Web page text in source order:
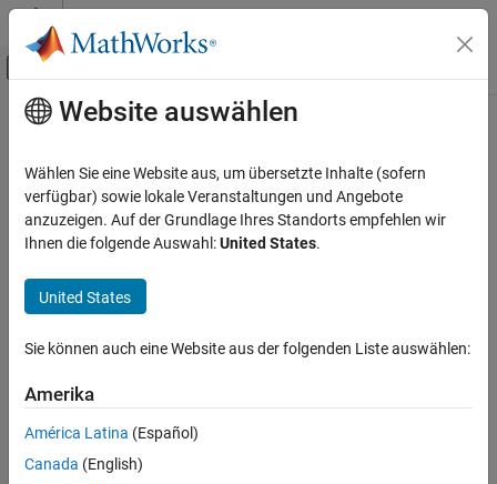
Weiter zum Inhalt
Umschaltung für Off-Canvas-
Startseite der Dokumentation
Hauptinhalt
How useful was this information?
Website auswählen
Wählen Sie eine Website aus, um übersetzte Inhalte (sofern
verfügbar) sowie lokale Veranstaltungen und Angebote
anzuzeigen. Auf der Grundlage Ihres Standorts empfehlen wir
Ihnen die folgende Auswahl:United States.
United States
Sie können auch eine Website aus der folgenden Liste auswählen:
Amerika
América Latina (Español)
Canada (English)